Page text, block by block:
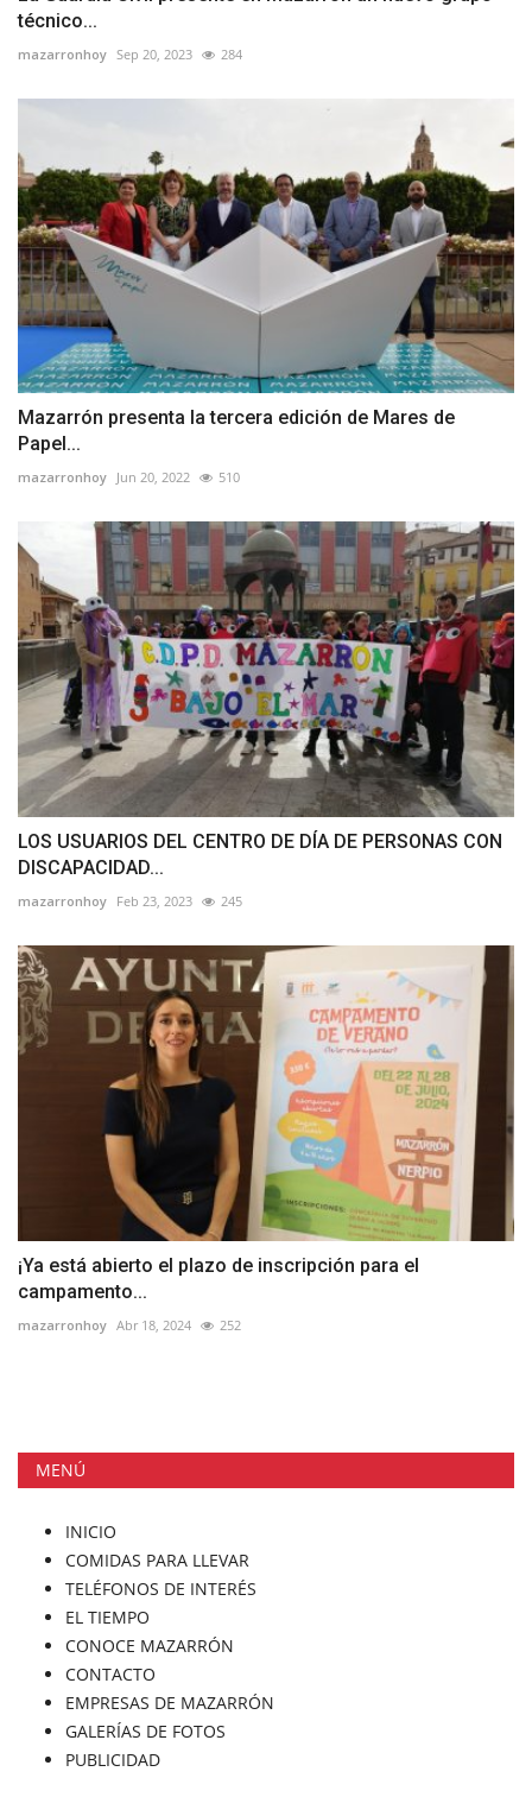
técnico...
mazarronhoy Sep 20, 2023 284
Mazarrón presenta la tercera edición de Mares de
Papel...
mazarronhoy Jun 20, 2022 510
LOS USUARIOS DEL CENTRO DE DÍA DE PERSONAS CON
DISCAPACIDAD...
mazarronhoy Feb 23, 2023 245
¡Ya está abierto el plazo de inscripción para el
campamento...
mazarronhoy Abr 18, 2024 252
MENÚ
INICIO
COMIDAS PARA LLEVAR
TELÉFONOS DE INTERÉS
EL TIEMPO
CONOCE MAZARRÓN
CONTACTO
EMPRESAS DE MAZARRÓN
GALERÍAS DE FOTOS
PUBLICIDAD